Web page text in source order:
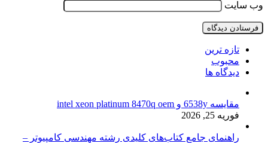
وب‌ سایت
تازه ترین
محبوب
دیدگاه ها
مقایسه 6538y و intel xeon platinum 8470q oem
فوریه 25, 2026
راهنمای جامع کتاب‌های کلیدی رشته مهندسی کامپیوتر –